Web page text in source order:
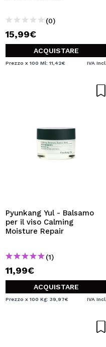
(0)
15,99€
ACQUISTARE
Prezzo x 100 Ml: 11,42€ IVA Incl.
Pyunkang Yul - Balsamo
per il viso Calming
Moisture Repair
(1)
11,99€
ACQUISTARE
Prezzo x 100 Kg: 39,97€ IVA Incl.